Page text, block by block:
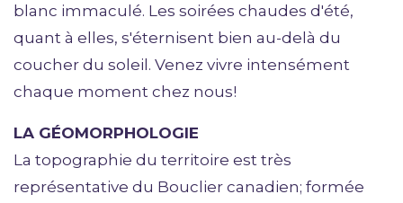
blanc immaculé. Les soirées chaudes d'été,
quant à elles, s'éternisent bien au-delà du
coucher du soleil. Venez vivre intensément
chaque moment chez nous!
LA GÉOMORPHOLOGIE
La topographie du territoire est très
représentative du Bouclier canadien; formée